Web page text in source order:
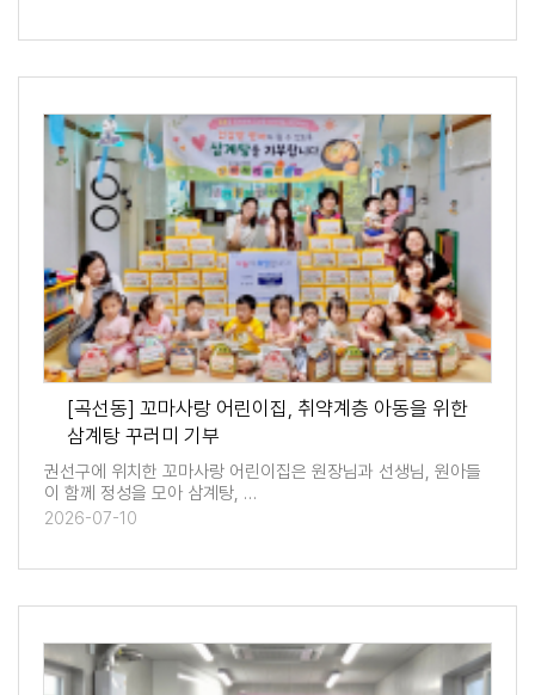
[곡선동] 꼬마사랑 어린이집, 취약계층 아동을 위한
삼계탕 꾸러미 기부
권선구에 위치한 꼬마사랑 어린이집은 원장님과 선생님, 원아들
이 함께 정성을 모아 삼계탕, …
2026-07-10